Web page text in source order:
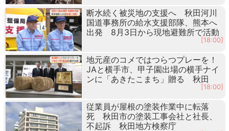
断水続く被災地の支援へ 秋田河川
国道事務所の給水支援部隊、熊本へ
出発 8月3日から現地避難所で活動
[18:00]
地元産のコメではつらつプレーを！
JAと横手市、甲子園出場の横手ナイ
ンに「あきたこまち」贈る 秋田
[18:00]
従業員が屋根の塗装作業中に転落
死 秋田市の塗装工事会社と社長、
不起訴 秋田地方検察庁